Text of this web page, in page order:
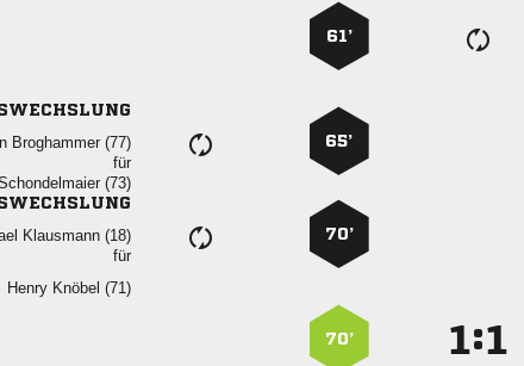
61’
 
für

65’
 
für
  
70’
70’ :